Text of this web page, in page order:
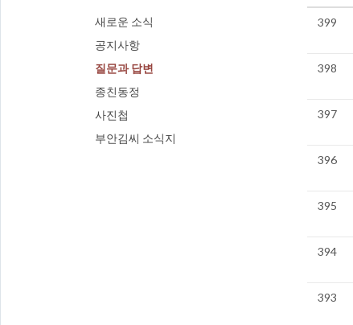
399
398
397
396
395
394
393
새로운 소식
공지사항
질문과 답변
종친동정
사진첩
부안김씨 소식지